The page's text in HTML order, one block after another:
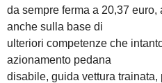
da sempre ferma a 20,37
anche sulla base di
ulteriori competenze che
azionamento pedana
disabile, guida vettura